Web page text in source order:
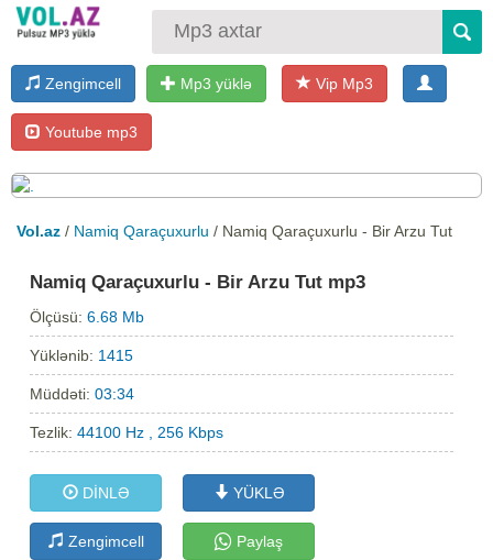
Zengimcell Mp3 yüklə Vip Mp3
Youtube mp3
Vol.az / Namiq Qaraçuxurlu / Namiq Qaraçuxurlu - Bir Arzu Tut
Namiq Qaraçuxurlu - Bir Arzu Tut mp3
Ölçüsü:6.68 Mb
Yüklənib: 1415
Müddəti:03:34
Tezlik:44100 Hz , 256 Kbps
DİNLƏ YÜKLƏ
Zengimcell Paylaş